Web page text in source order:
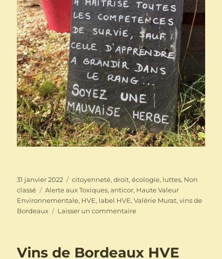
Publié
le
31 janvier 2022 Catégories
citoyenneté,droit,écologie, luttes, Non
classé
Étiquettes
Alerte aux Toxiques,anticor, Haute Valeur
Environnementale, HVE, label HVE,Valérie Murat,vins de
Bordeaux
Laisser un commentairesur
« HVE »
Vins de Bordeaux HVE